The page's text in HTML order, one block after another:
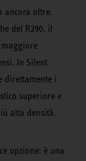
ancora oltre.
del R290, il
In Silent
direttamente i
superiore e
alta densità.
opzione: è una